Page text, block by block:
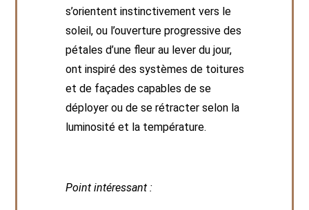
s’orientent instinctivement vers le
soleil, ou l’ouverture progressive des
pétales d’une fleur au lever du jour,
ont inspiré des systèmes de toitures
et de façades capables de se
déployer ou de se rétracter selon la
luminosité et la température.
Point intéressant :